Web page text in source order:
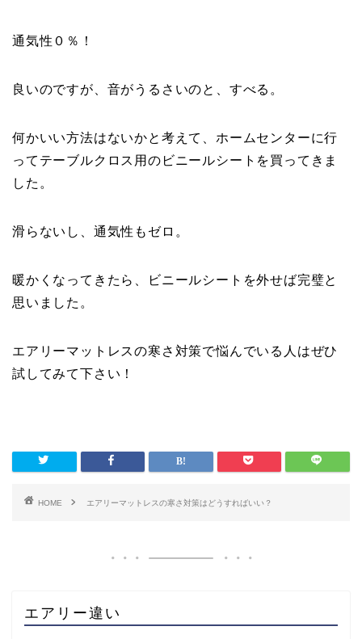
通気性０％！
良いのですが、音がうるさいのと、すべる。
何かいい方法はないかと考えて、ホームセンターに行
ってテーブルクロス用のビニールシートを買ってきま
した。
滑らないし、通気性もゼロ。
暖かくなってきたら、ビニールシートを外せば完璧と
思いました。
エアリーマットレスの寒さ対策で悩んでいる人はぜひ
試してみて下さい！
HOME エアリーマットレスの寒さ対策はどうすればいい？
エアリー違い